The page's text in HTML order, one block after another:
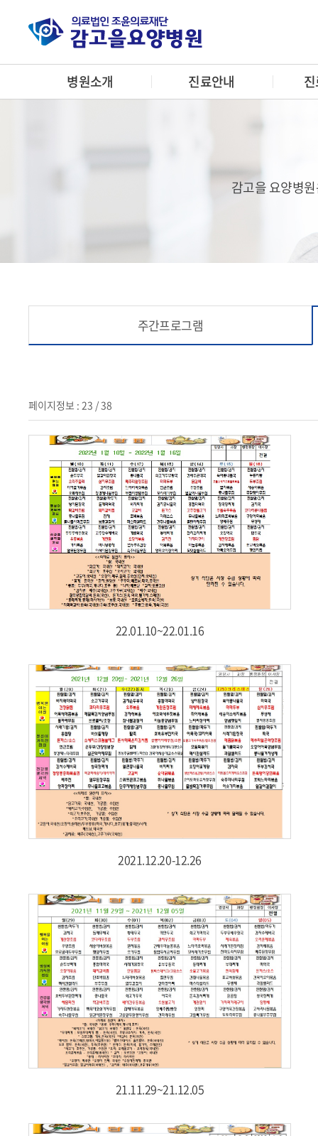
병원소개 진료안내
감고을 요양병
주간프로그램
페이지정보 : 23 / 38
22.01.10~22.01.16
2021.12.20-12.26
21.11.29~21.12.05